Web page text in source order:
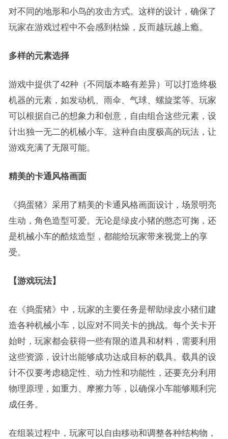
对不同的地形和小鸟的攻击方式。这样的设计，确保了
玩家在游戏过程中不会感到枯燥，反而越玩越上瘾。
多样的元素选择
游戏中提供了42种（不同版本略有差异）可以打造终极
机器的元素，如发动机、雨伞、气球、螺旋桨等。玩家
可以根据自己的想象力和创意，自由组合这些元素，设
计出独一无二的机械小车。这种自由度极高的玩法，让
游戏充满了无限可能。
精美的卡通风格画面
《捣蛋猪》采用了精美的卡通风格画面设计，场景明亮
生动，角色造型可爱。无论是绿皮小猪的憨态可掬，还
是机械小车的酷炫造型，都能给玩家带来视觉上的享
受。
【游戏玩法】
在《捣蛋猪》中，玩家的主要任务是帮助绿皮小猪们建
造各种机械小车，以应对不同关卡的挑战。每个关卡开
始时，玩家都会获得一些有限的道具和材料，需要利用
这些资源，设计出能够成功达成目标的载具。载具的设
计不仅要考虑稳定性、动力性和功能性，还要充分利用
物理原理，如重力、摩擦力等，以确保小车能够顺利完
成任务。
在组装过程中，玩家可以自由移动和调整各种结构物，